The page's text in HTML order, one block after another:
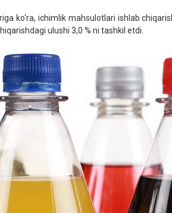
ko‘ra, ichimlik mahsulotlari ishlab
ulushi 3,0 % ni tashkil etdi.